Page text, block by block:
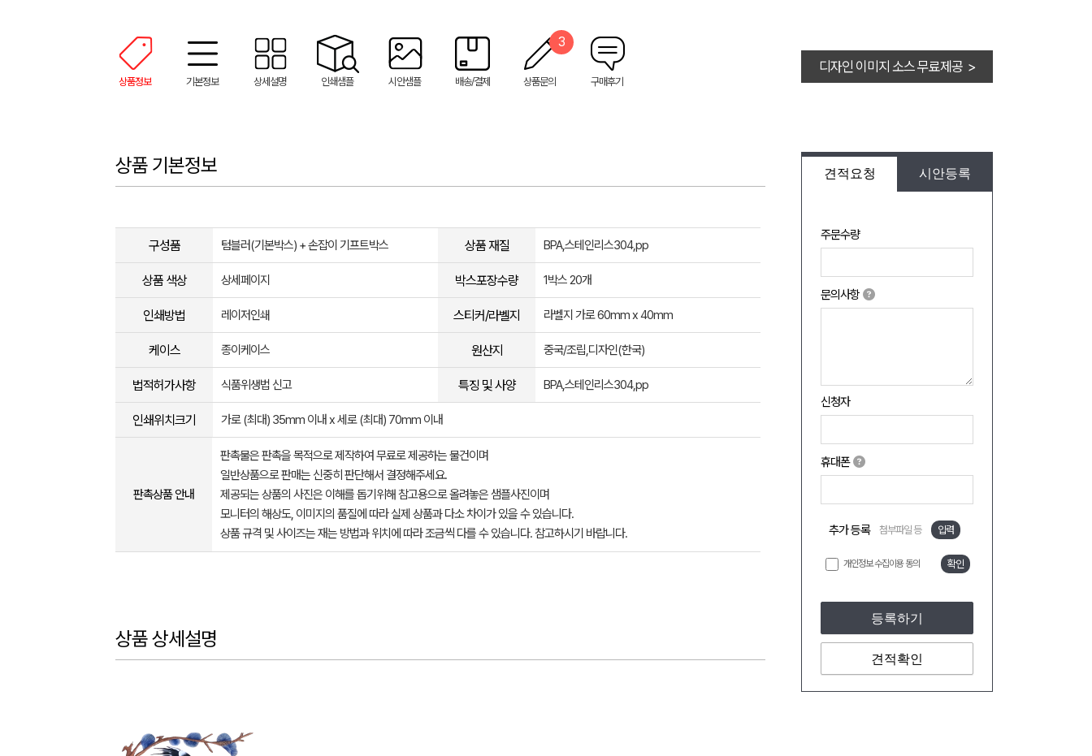
상품정보 기본정보 상세설명 인쇄샘플 시안샘플 배송/결제 상품문의
3
구매후기
디자인 이미지 소스 무료제공 >
견적요청 시안등록
주문수량
문의사항
신청자
휴대폰
추가 등록 첨부파일 등 입력
개인정보 수집이용 동의 확인
등록하기
견적확인
상품 기본정보
구성품 텀블러(기본박스) + 손잡이 기프트박스 상품 재질 BPA,스테인리스304,pp
상품 색상 상세페이지 박스포장수량 1박스 20개
인쇄방법 레이저인쇄 스티커/라벨지 라벨지 가로 60mm x 40mm
케이스 종이케이스 원산지 중국/조립,디자인(한국)
법적허가사항 식품위생법 신고 특징 및 사양 BPA,스테인리스304,pp
인쇄위치크기 가로 (최대) 35mm 이내 x 세로 (최대) 70mm 이내
판촉상품 안내
판촉물은 판촉을 목적으로 제작하여 무료로 제공하는 물건이며
일반상품으로 판매는 신중히 판단해서 결정해주세요.
제공되는 상품의 사진은 이해를 돕기위해 참고용으로 올려놓은 샘플사진이며
모니터의 해상도, 이미지의 품질에 따라 실제 상품과 다소 차이가 있을 수 있습니다.
상품 규격 및 사이즈는 재는 방법과 위치에 따라 조금씩 다를 수 있습니다. 참고하시기 바랍니다.
상품 상세설명